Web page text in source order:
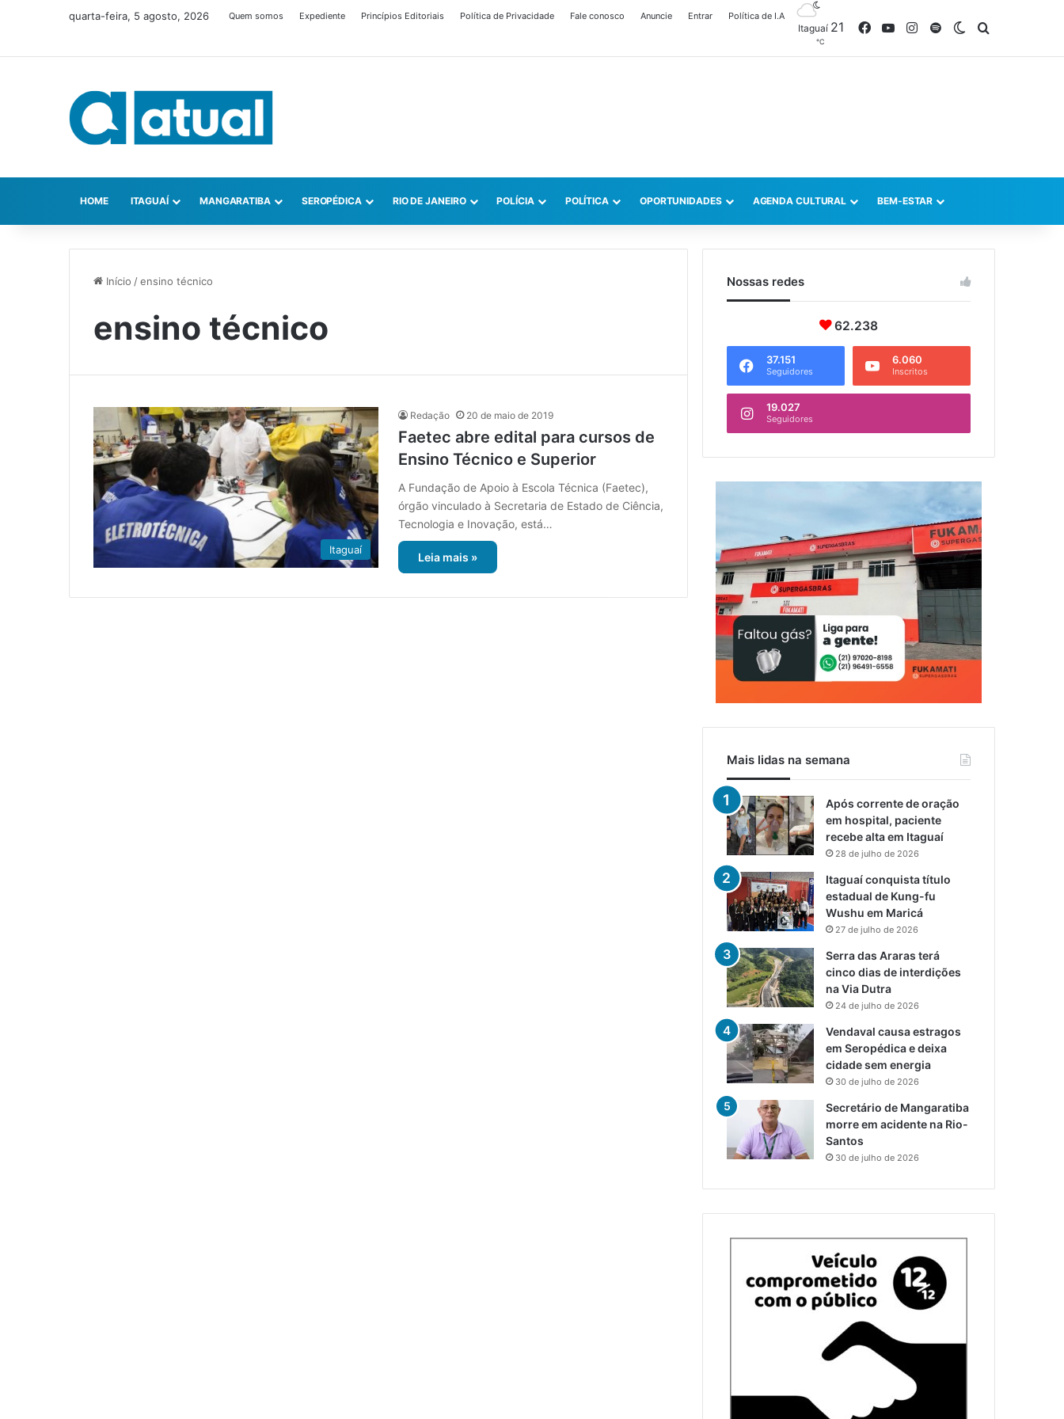
quarta-feira, 5 agosto, 2026 Quem somos Expediente Princípios Editoriais Política de Privacidade Fale conosco Anuncie Entrar Política de I.A
Itaguaí 21
℃
FacebookYouTubeInstagram
SpotifySwitch skin
HOME ITAGUAÍ MANGARATIBA SEROPÉDICA RIO DE JANEIRO POLÍCIA POLÍTICA OPORTUNIDADES AGENDA CULTURAL BEM-ESTAR
Início /ensino técnico
ensino técnico
Itaguaí
Redação 20 de maio de 2019
Faetec abre edital para cursos de
Ensino Técnico e Superior
A Fundação de Apoio à Escola Técnica (Faetec),
órgão vinculado à Secretaria de Estado de Ciência,
Tecnologia e Inovação, está…
Leia mais »
Nossas redes
62.238
37.151
Seguidores
6.060
Inscritos
19.027
Seguidores
Mais lidas na semana
Após corrente de oração
em hospital, paciente
recebe alta em Itaguaí
28 de julho de 2026
Itaguaí conquista título
estadual de Kung-fu
Wushu em Maricá
27 de julho de 2026
Serra das Araras terá
cinco dias de interdições
na Via Dutra
24 de julho de 2026
Vendaval causa estragos
em Seropédica e deixa
cidade sem energia
30 de julho de 2026
Secretário de Mangaratiba
morre em acidente na Rio-
Santos
30 de julho de 2026